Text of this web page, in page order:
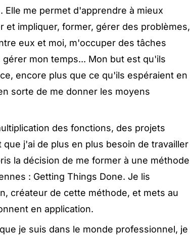
me permet d'apprendre à mieux
et impliquer, former, gérer des problèmes,
eux et moi, m'occuper des tâches
mon temps... Mon but est qu'ils
encore plus que ce qu'ils espéraient en
sorte de me donner les moyens
des fonctions, des projets
j'ai de plus en plus besoin de travailler
la décision de me former à une méthode
: Getting Things Done. Je lis
créateur de cette méthode, et mets au
en application.
je suis dans le monde professionnel, je